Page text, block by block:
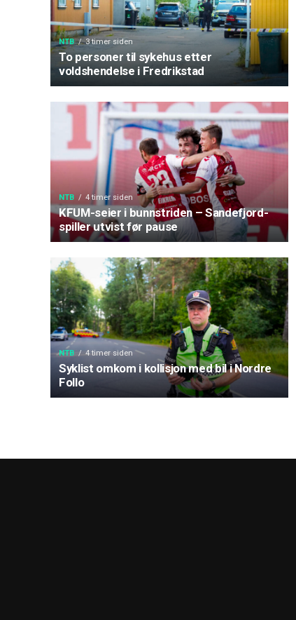
NTB 3 timer siden
To personer til sykehus etter
voldshendelse i Fredrikstad
NTB 4 timer siden
KFUM-seier i bunnstriden – Sandefjord-
spiller utvist før pause
NTB 4 timer siden
Syklist omkom i kollisjon med bil i Nordre
Follo